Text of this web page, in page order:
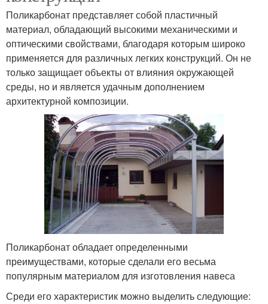
Поликарбонат представляет собой пластичный
материал, обладающий высокими механическими и
оптическими свойствами, благодаря которым широко
применяется для различных легких конструкций. Он не
только защищает объекты от влияния окружающей
среды, но и является удачным дополнением
архитектурной композиции.
Поликарбонат обладает определенными
преимуществами, которые сделали его весьма
популярным материалом для изготовления навеса
Среди его характеристик можно выделить следующие: